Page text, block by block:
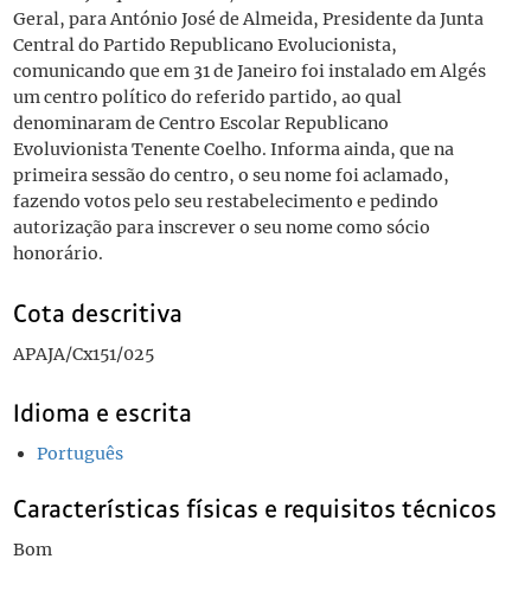
Geral, para António José de Almeida, Presidente da Junta
Central do Partido Republicano Evolucionista,
comunicando que em 31 de Janeiro foi instalado em Algés
um centro político do referido partido, ao qual
denominaram de Centro Escolar Republicano
Evoluvionista Tenente Coelho. Informa ainda, que na
primeira sessão do centro, o seu nome foi aclamado,
fazendo votos pelo seu restabelecimento e pedindo
autorização para inscrever o seu nome como sócio
honorário.
Cota descritiva
APAJA/Cx151/025
Idioma e escrita
Português
Características físicas e requisitos técnicos
Bom